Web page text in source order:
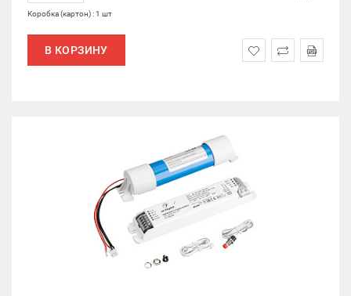
Коробка (картон) : 1 шт
В КОРЗИНУ